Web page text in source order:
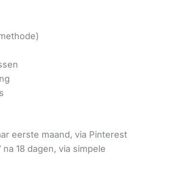
eerste maand, via Pinterest
na 18 dagen, via simpele